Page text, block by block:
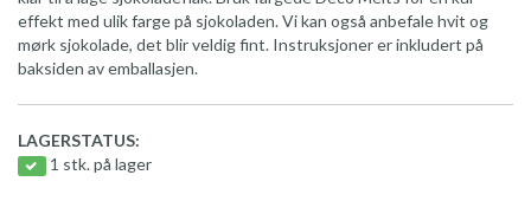
effekt med ulik farge på sjokoladen. Vi kan også anbefale hvit og
mørk sjokolade, det blir veldig fint. Instruksjoner er inkludert på
baksiden av emballasjen.
LAGERSTATUS:
1 stk. på lager